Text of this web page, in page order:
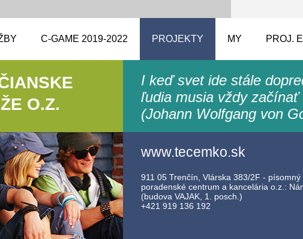
C-GAME 2019-2022 PROJEKTY MY PROJ.
O.Z.
I keď svet ide stále
ľudia musia vždy začínať
(Johann Wolfgang von
www.tecemko.sk
911 05 Trenčín, Vlárska 383/2F - písomný
poradenské centrum a kancelária o.z.:
(budova VAJAK, 1. posch.)
+421 919 136 192